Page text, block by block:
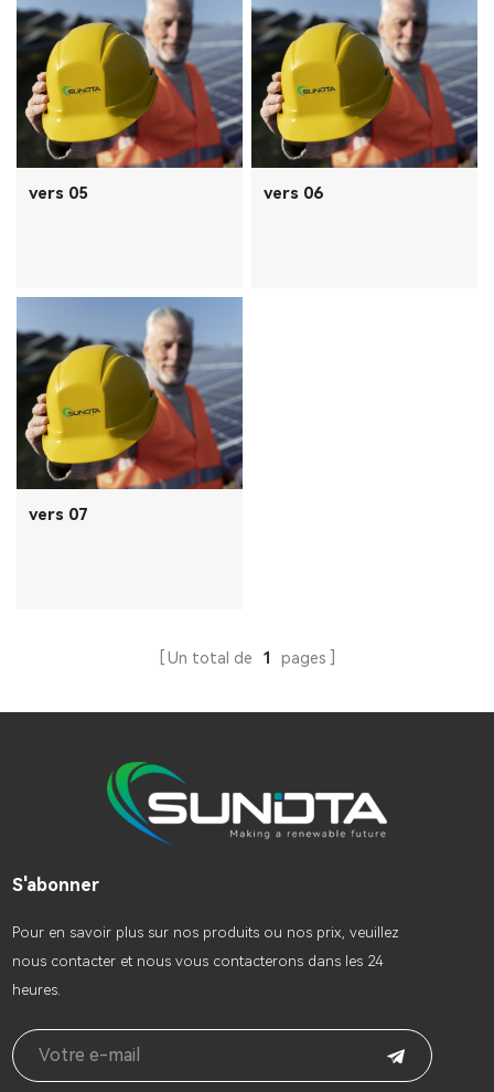
vers 05 vers 06
vers 07
Un total de 1 pages
S'abonner
Pour en savoir plus sur nos produits ou nos prix, veuillez
nous contacter et nous vous contacterons dans les 24
heures.